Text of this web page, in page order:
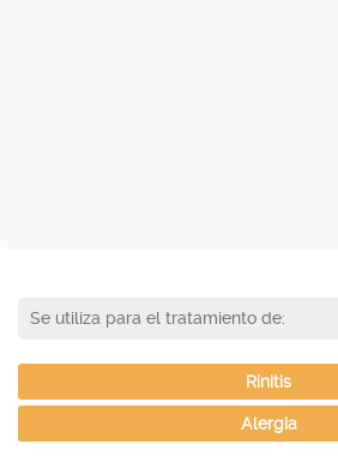
Se utiliza para el tratamiento de:
Rinitis
Alergia